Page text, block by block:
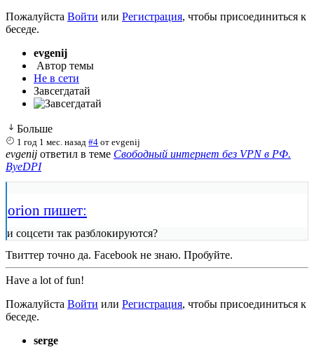
Пожалуйста Войти или Регистрация, чтобы присоединиться к
беседе.
evgenij
Автор темы
Не в сети
Завсегдатай
Больше
1 год 1 мес. назад #4 отevgenij
evgenij ответил в теме Свободный интернет без VPN в РФ.
ByeDPI
orion пишет:
и соцсети так разблокируются?
Твиттер точно да. Facebook не знаю. Пробуйте.
Have a lot of fun!
Пожалуйста Войти или Регистрация, чтобы присоединиться к
беседе.
serge